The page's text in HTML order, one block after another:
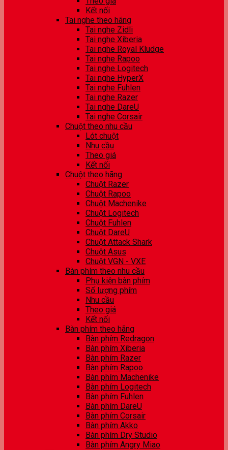
Kết nối
Tai nghe theo hãng
Tai nghe Zidli
Tai nghe Xiberia
Tai nghe Royal Kludge
Tai nghe Rapoo
Tai nghe Logitech
Tai nghe HyperX
Tai nghe Fuhlen
Tai nghe Razer
Tai nghe DareU
Tai nghe Corsair
Chuột theo nhu cầu
Lót chuột
Nhu cầu
Theo giá
Kết nối
Chuột theo hãng
Chuột Razer
Chuột Rapoo
Chuột Machenike
Chuột Logitech
Chuột Fuhlen
Chuột DareU
Chuột Attack Shark
Chuột Asus
Chuột VGN - VXE
Bàn phím theo nhu cầu
Phụ kiện bàn phím
Số lượng phím
Nhu cầu
Theo giá
Kết nối
Bàn phím theo hãng
Bàn phím Redragon
Bàn phím Xiberia
Bàn phím Razer
Bàn phím Rapoo
Bàn phím Machenike
Bàn phím Logitech
Bàn phím Fuhlen
Bàn phím DareU
Bàn phím Corsair
Bàn phím Akko
Bàn phím Dry Studio
Bàn phím Angry Miao